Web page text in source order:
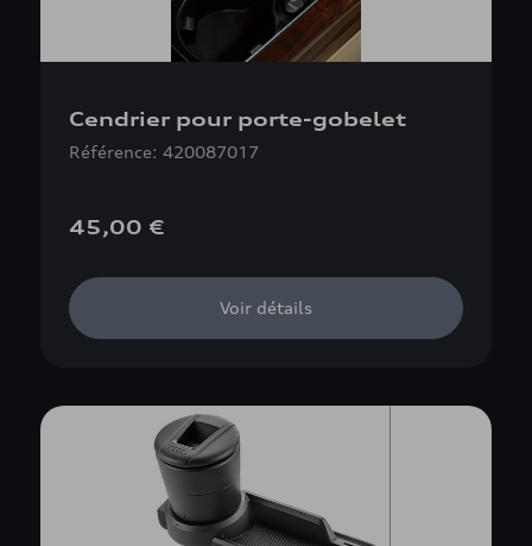
Cendrier pour porte-gobelet
Référence: 420087017
45,00 €
Voir détails